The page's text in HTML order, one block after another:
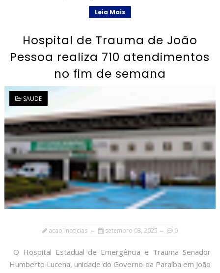
Leia Mais
Hospital de Trauma de João
Pessoa realiza 710 atendimentos
no fim de semana
SAUDE
acao1noticias setembro 03, 2025 0
O Hospital Estadual de Emergência e Trauma Senador
Humberto Lucena, unidade do Governo da Paraíba em João